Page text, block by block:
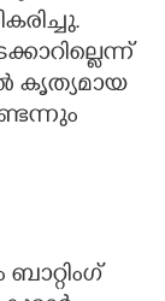
കൃത്യമായ